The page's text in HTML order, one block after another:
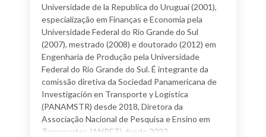
Universidade de la Republica do Uruguai (2001),
especialização em Finanças e Economia pela
Universidade Federal do Rio Grande do Sul
(2007), mestrado (2008) e doutorado (2012) em
Engenharia de Produção pela Universidade
Federal do Rio Grande do Sul. É integrante da
comissão diretiva da Sociedad Panamericana de
Investigación en Transporte y Logística
(PANAMSTR) desde 2018, Diretora da
Associação Nacional de Pesquisa e Ensino em
Transportes (ANPET) desde 2023,